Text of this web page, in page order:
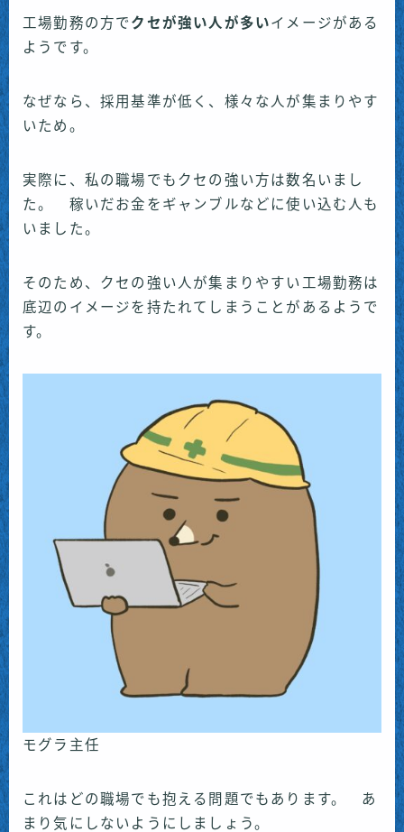
工場勤務の方で クセが強い人が多いイメージがある
ようです。
なぜなら、採用基準が低く、様々な人が集まりやす
いため。
実際に、私の職場でもクセの強い方は数名いまし
た。 稼いだお金をギャンブルなどに使い込む人も
いました。
そのため、クセの強い人が集まりやすい工場勤務は
底辺のイメージを持たれてしまうことがあるようで
す。
モグラ主任
これはどの職場でも抱える問題でもあります。 あ
まり気にしないようにしましょう。